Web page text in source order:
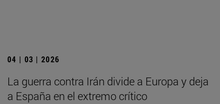
04 | 03 | 2026
La guerra contra Irán divide a Europa y deja
a España en el extremo crítico